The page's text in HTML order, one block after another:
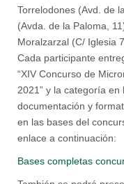
Torrelodones (Avd. de
(Avda. de la Paloma,
Moralzarzal (C/ Iglesia
Cada participante
“XIV Concurso de
2021” y la categoría
documentación y
en las bases del
enlace a continuación:
Bases completas